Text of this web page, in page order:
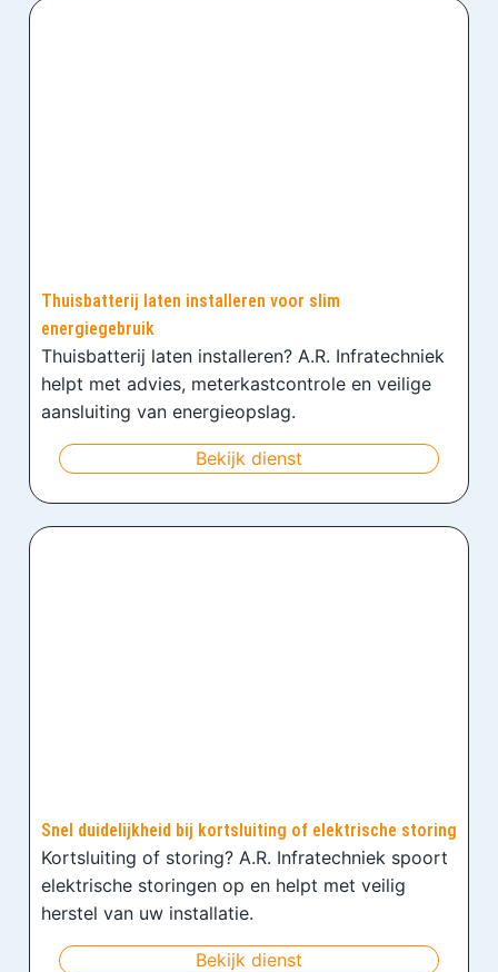
Thuisbatterij laten installeren voor slim
energiegebruik
Thuisbatterij laten installeren? A.R. Infratechniek
helpt met advies, meterkastcontrole en veilige
aansluiting van energieopslag.
Bekijk dienst
Snel duidelijkheid bij kortsluiting of elektrische storing
Kortsluiting of storing? A.R. Infratechniek spoort
elektrische storingen op en helpt met veilig
herstel van uw installatie.
Bekijk dienst